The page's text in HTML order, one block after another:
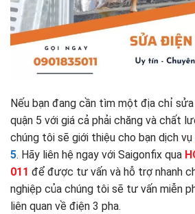
Nếu bạn đang cần tìm một địa chỉ
quận 5 với giá cả phải chăng và chất
chúng tôi sẽ giới thiệu cho bạn dịch vụ
5. Hãy liên hệ ngay với Saigonfix qua
011 để được tư vấn và hỗ trợ nhanh
nghiệp của chúng tôi sẽ tư vấn miễn
liên quan về điện 3 pha.